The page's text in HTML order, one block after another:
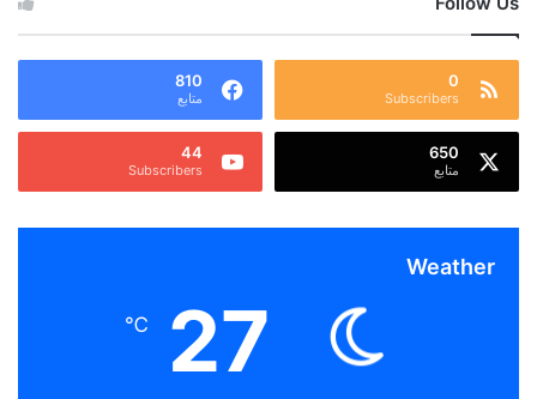
0
Subscribers
810
متابع
650
متابع
44
Subscribers
Weather
27
℃